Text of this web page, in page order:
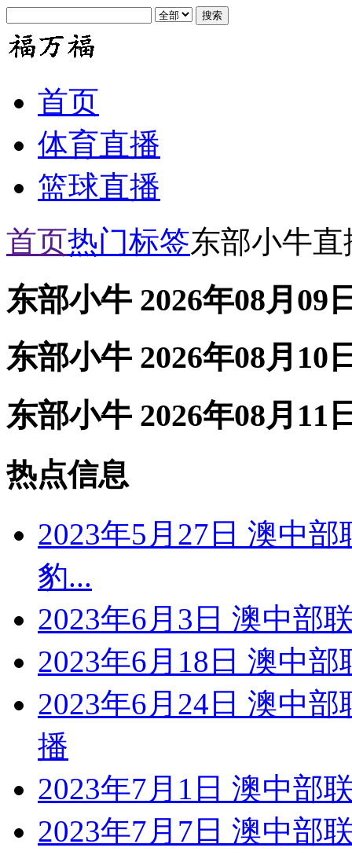
首页
体育直播
篮球直播
首页热门标签东部小牛直
东部小牛 2026年08月09
东部小牛 2026年08月10
东部小牛 2026年08月11
热点信息
2023年5月27日 澳中
豹...
2023年6月3日 澳中部
2023年6月18日 澳中
2023年6月24日 澳中
播
2023年7月1日 澳中部
2023年7月7日 澳中部